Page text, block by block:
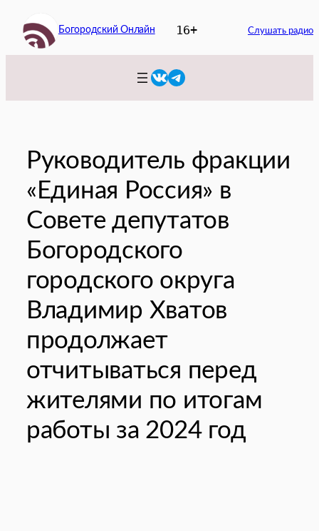
содержимому
Богородский Онлайн 16+ Слушать радио
VKTelegram
Руководитель фракции
«Единая Россия» в
Совете депутатов
Богородского
городского округа
Владимир Хватов
продолжает
отчитываться перед
жителями по итогам
работы за 2024 год